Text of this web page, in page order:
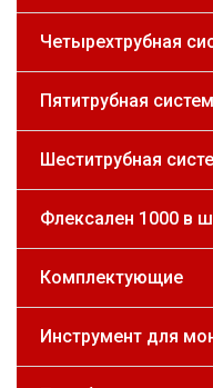
Четырехтрубная
Пятитрубная
Шеститрубная
Флексален 1000 в
Комплектующие
Инструмент для